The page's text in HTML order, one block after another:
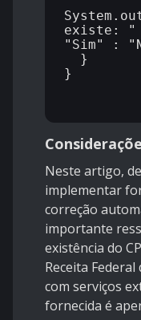
existe: "
"Sim" :
}
}
Neste artigo,
implementar
correção
importante
existência do
Receita
com serviços
fornecida é